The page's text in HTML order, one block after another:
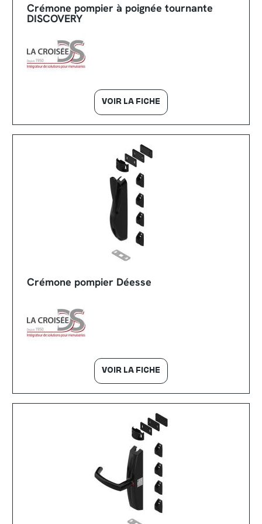
Crémone pompier à poignée tournante
DISCOVERY
VOIR LA FICHE
Crémone pompier Déesse
VOIR LA FICHE